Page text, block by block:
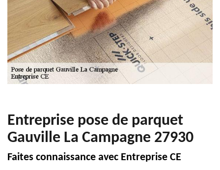
Entreprise pose de parquet
Gauville La Campagne 27930
Faites connaissance avec Entreprise CE